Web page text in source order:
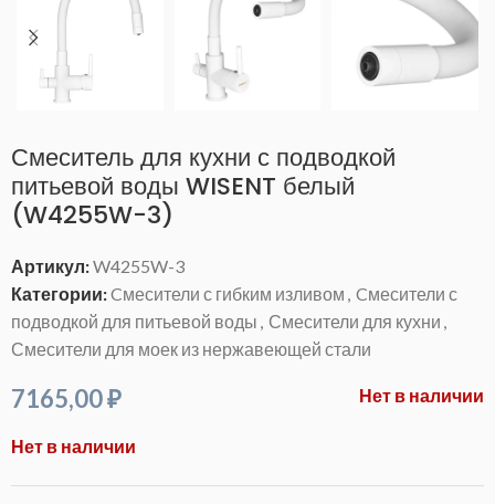
Смеситель для кухни с подводкой
питьевой воды WISENT белый
(W4255W-3)
Артикул:W4255W-3
Категории:Cмесители с гибким изливом , Cмесители с
подводкой для питьевой воды , Смесители для кухни ,
Смесители для моек из нержавеющей стали
7165,00₽ Нет в наличии
Нет в наличии